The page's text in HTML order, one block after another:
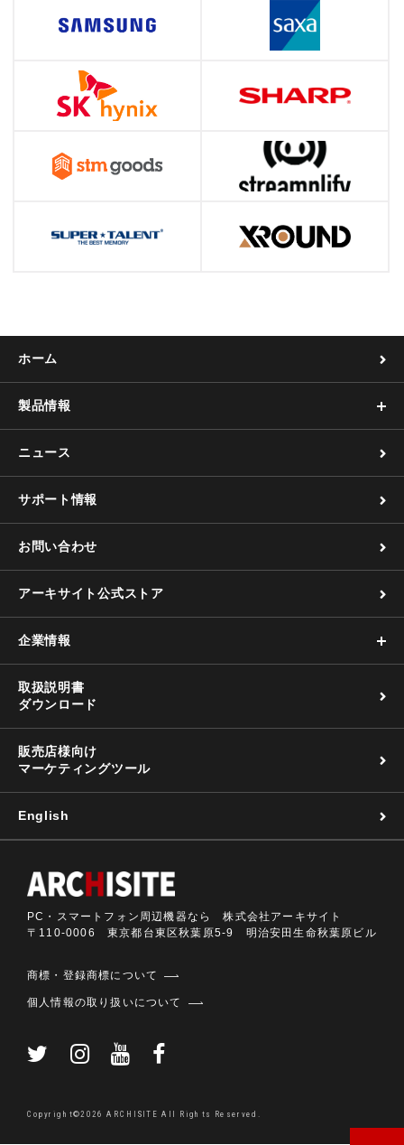
ホーム
製品情報
ニュース
サポート情報
お問い合わせ
アーキサイト公式ストア
企業情報
取扱説明書
ダウンロード
販売店様向け
マーケティングツール
English
PC・スマートフォン周辺機器なら 株式会社アーキサイト
〒110-0006 東京都台東区秋葉原5-9 明治安田生命秋葉原ビル
商標・登録商標について
個人情報の取り扱いについて
Copyright©2026 ARCHISITE All Rights Reserved.